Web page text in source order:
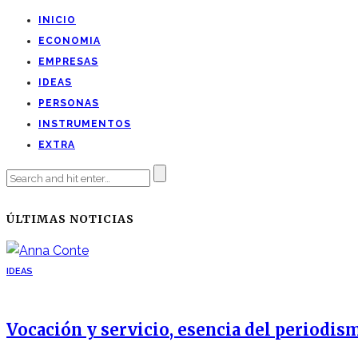
INICIO
ECONOMIA
EMPRESAS
IDEAS
PERSONAS
INSTRUMENTOS
EXTRA
ÚLTIMAS NOTICIAS
IDEAS
Vocación y servicio, esencia del